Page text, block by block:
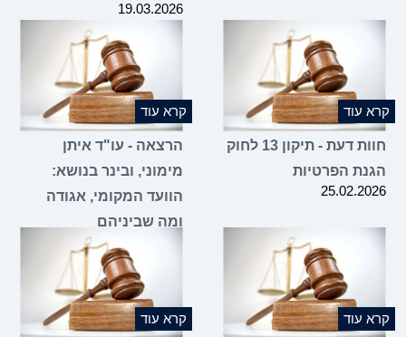
19.03.2026
קרא עוד
חוות דעת - תיקון 13 לחוק
הגנת הפרטיות
25.02.2026
קרא עוד
הרצאה - עו"ד איתן
מימוני, ובינר בנושא:
הוועד המקומי, אגודה
ומה שביניהם
קרא עוד קרא עוד